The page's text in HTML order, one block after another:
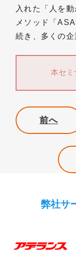
入れた「人を
メソッド「
続き、多くの企
本セミ
前へ
弊社サ